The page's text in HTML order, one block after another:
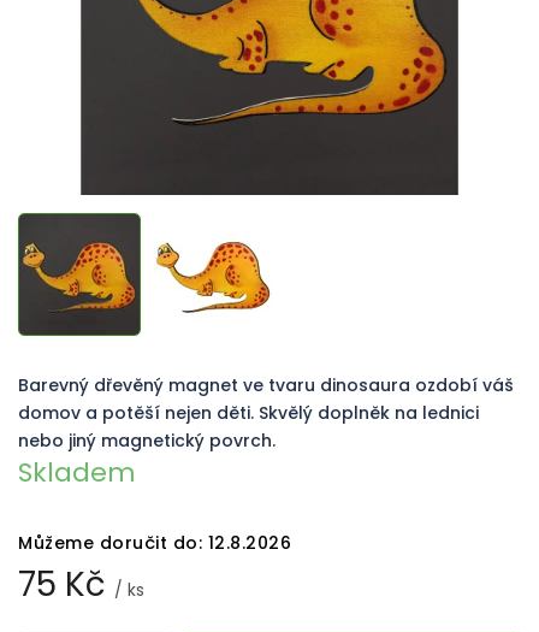
75 Kč / ks
Skladem
Můžeme doručit do: 12.8.2026
Barevný dřevěný magnet ve tvaru dinosaura ozdobí váš
domov a potěší nejen děti. Skvělý doplněk na lednici
nebo jiný magnetický povrch.